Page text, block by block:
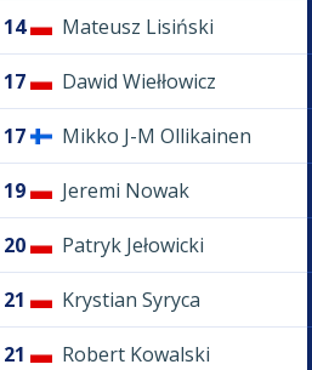
14 Mateusz Lisiński
17 Dawid Wiełłowicz
17 Mikko J-M Ollikainen
19 Jeremi Nowak
20 Patryk Jełowicki
21 Krystian Syryca
21 Robert Kowalski